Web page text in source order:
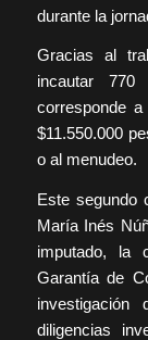
durante la
Gracias al
incautar
corresponde
$11.550.000
o al menudeo.
Este segundo
María Inés
imputado, la
Garantía de
diligencias